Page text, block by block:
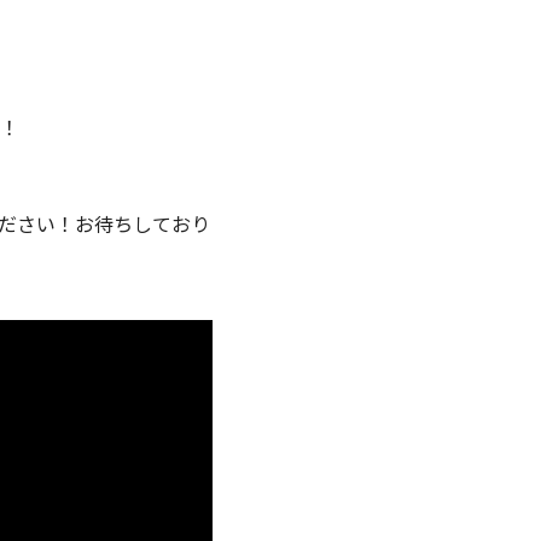
さい！お待ちしており